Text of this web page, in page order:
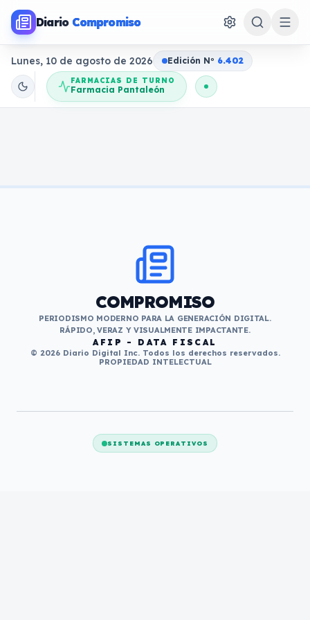
Diario Compromiso
Lunes, 10 de agosto de 2026 Edición No 6.402
FARMACIAS DE TURNO
Farmacia Pantaleón
COMPROMISO
PERIODISMO MODERNO PARA LA GENERACIÓN DIGITAL.
RÁPIDO, VERAZ Y VISUALMENTE IMPACTANTE.
AFIP - DATA FISCAL
© 2026 Diario Digital Inc. Todos los derechos reservados.
PROPIEDAD INTELECTUAL
SISTEMAS OPERATIVOS